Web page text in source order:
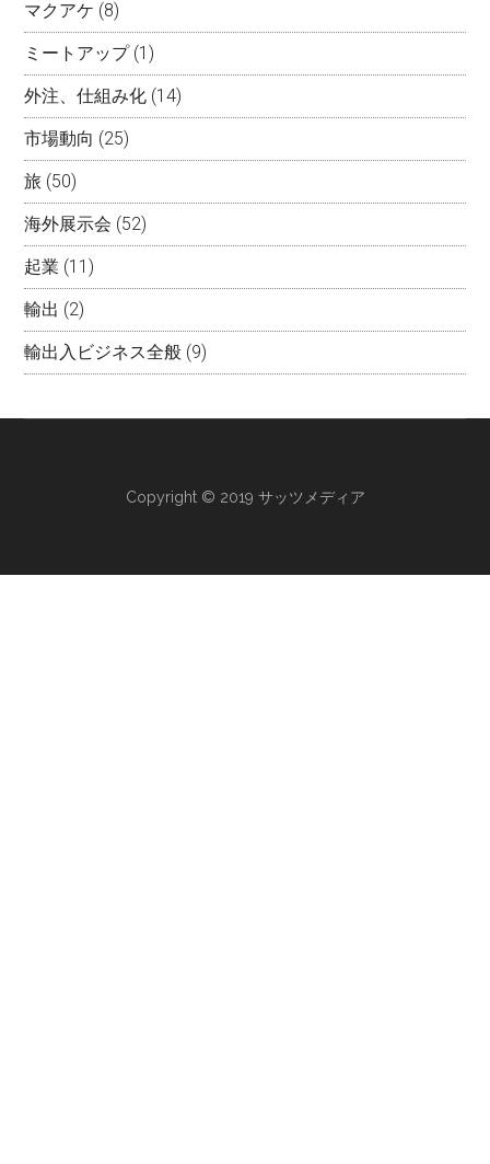
マクアケ (8)
ミートアップ(1)
外注、仕組み化 (14)
市場動向 (25)
旅 (50)
海外展示会 (52)
起業 (11)
輸出 (2)
輸出入ビジネス全般 (9)
Copyright © 2019 サッツメディア